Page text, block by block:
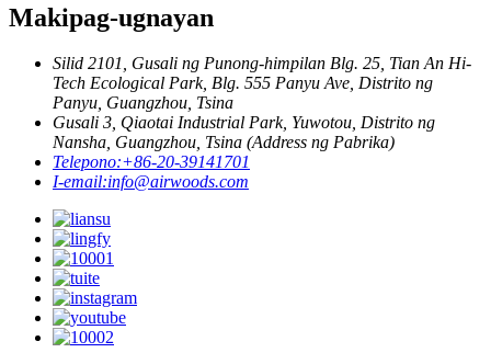
Makipag-ugnayan
Silid 2101, Gusali ng Punong-himpilan Blg. 25, Tian An Hi-
Tech Ecological Park, Blg. 555 Panyu Ave, Distrito ng
Panyu, Guangzhou, Tsina
Gusali 3, Qiaotai Industrial Park, Yuwotou, Distrito ng
Nansha, Guangzhou, Tsina (Address ng Pabrika)
Telepono:+86-20-39141701
I-email:info@airwoods.com